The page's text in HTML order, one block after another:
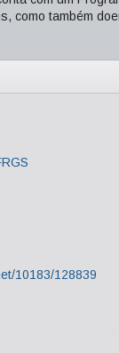
como também
10183/128839